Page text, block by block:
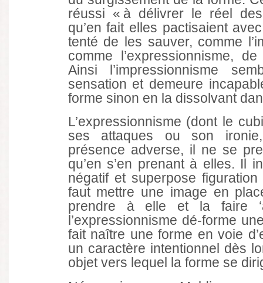
réussi « à délivrer le réel
qu’en fait elles pactisaient
tenté de les sauver, comme
comme l’expressionnisme,
Ainsi l’impressionnisme
sensation et demeure
forme sinon en la dissolvant
L’expressionnisme (dont le
ses attaques ou son ironie,
présence adverse, il ne se
qu’en s’en prenant à elles. Il
négatif et superpose
faut mettre une image en
prendre à elle et la faire
l’expressionnisme dé-forme
fait naître une forme en voie
un caractère intentionnel dès
objet vers lequel la forme se